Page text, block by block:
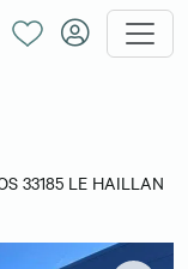
33185 LE HAILLAN